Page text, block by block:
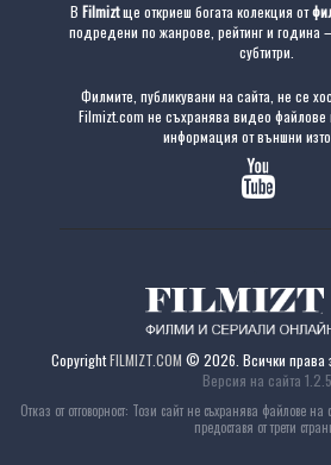
В Filmiztще откриеш богата колекция от
подредени по жанрове, рейтинг и година
субтитри.
Филмите, публикувани на сайта, не се
Filmizt.com не съхранява видео файлове
информация от външни
CopyrightFILMIZT.COM © 2026. Всички права
Версия на сайта 1.2.5
Отказ от отговорност: Този сайт не съхранява файлове
предоставя от трети